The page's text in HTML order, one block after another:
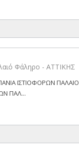
Φάληρο - ΑΤΤΙΚΗΣ
ΙΣΤΙΟΦΟΡΩΝ
ΠΑΛ...